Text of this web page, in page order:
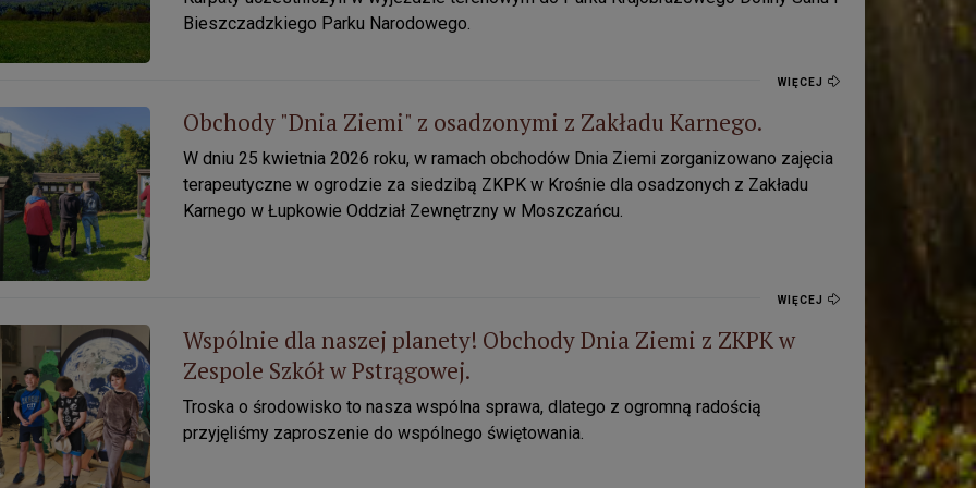
Bieszczadzkiego Parku Narodowego.
WIĘCEJ
"Dnia Ziemi" z osadzonymi z Zakładu Karnego.
Obchody "Dnia Ziemi" z osadzonymi z Zakładu Karnego.
W dniu 25 kwietnia 2026 roku, w ramach obchodów Dnia Ziemi zorganizowano zajęcia
terapeutyczne w ogrodzie za siedzibą ZKPK w Krośnie dla osadzonych z Zakładu
Karnego w Łupkowie Oddział Zewnętrzny w Moszczańcu.
WIĘCEJ
dla naszej planety! Obchody Dnia Ziemi z ZKPK w Zespole Szkół w Pstrągowej.
Wspólnie dla naszej planety! Obchody Dnia Ziemi z ZKPK w
Zespole Szkół w Pstrągowej.
Troska o środowisko to nasza wspólna sprawa, dlatego z ogromną radością
przyjęliśmy zaproszenie do wspólnego świętowania.